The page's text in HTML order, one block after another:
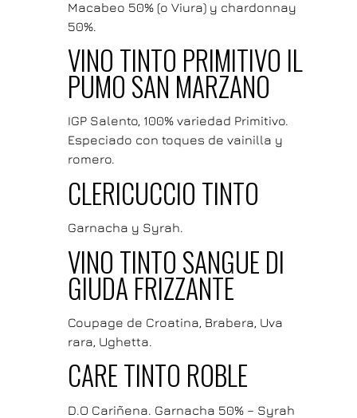
Macabeo 50% (o Viura) y chardonnay
50%.
VINO TINTO PRIMITIVO IL
PUMO SAN MARZANO
IGP Salento, 100% variedad Primitivo.
Especiado con toques de vainilla y
romero.
CLERICUCCIO TINTO
Garnacha y Syrah.
VINO TINTO SANGUE DI
GIUDA FRIZZANTE
Coupage de Croatina, Brabera, Uva
rara, Ughetta.
CARE TINTO ROBLE
D.O Cariñena. Garnacha 50% – Syrah